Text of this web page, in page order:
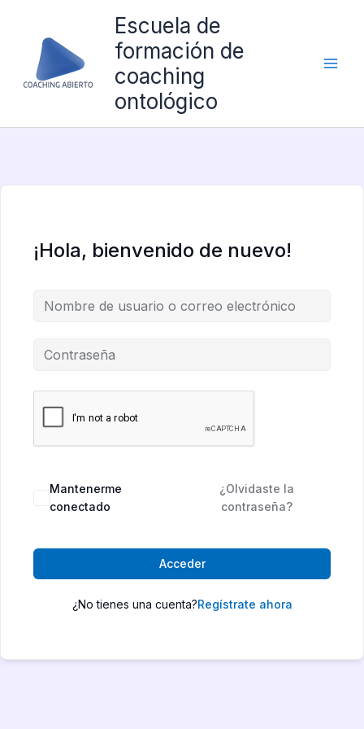
contenido
Escuela de
formación de
coaching
ontológico
¡Hola, bienvenido de nuevo!
Mantenerme
conectado
¿Olvidaste la
contraseña?
Acceder
¿No tienes una cuenta?Regístrate ahora